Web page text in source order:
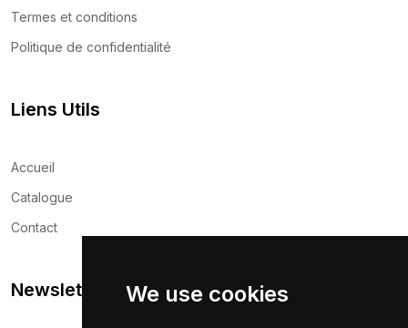
We use cookies
Termes et conditions
Politique de confidentialité
Liens Utils
Accueil
Catalogue
Contact
Newsletter